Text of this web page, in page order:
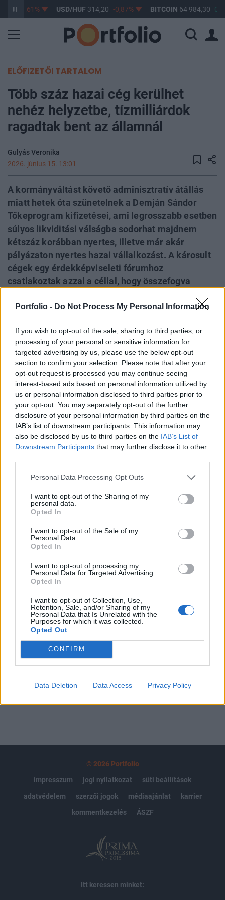
Portfolio - Do Not Process My Personal Information
If you wish to opt-out of the sale, sharing to third parties, or
processing of your personal or sensitive information for
targeted advertising by us, please use the below opt-out
section to confirm your selection. Please note that after your
opt-out request is processed you may continue seeing
interest-based ads based on personal information utilized by
us or personal information disclosed to third parties prior to
your opt-out. You may separately opt-out of the further
disclosure of your personal information by third parties on the
IAB’s list of downstream participants. This information may
also be disclosed by us to third parties on the IAB’s List of
Downstream Participants that may further disclose it to other
Personal Data Processing Opt Outs
I want to opt-out of the Sharing of my
personal data.
Opted In
I want to opt-out of the Sale of my
Personal Data.
Opted In
I want to opt-out of processing my
Personal Data for Targeted Advertising.
Opted In
I want to opt-out of Collection, Use,
Retention, Sale, and/or Sharing of my
Personal Data that Is Unrelated with the
Purposes for which it was collected.
Opted Out
CONFIRM
Data Deletion Data Access Privacy Policy
-0,61% USD/HUF 314,20 -0,87% BITCOIN 64 984,30
ELŐFIZETŐI TARTALOM
Több száz hazai cég kerülhet
nehéz helyzetbe, tízmilliárdok
ragadtak bent az államnál
Gulyás Veronika
2026. június 15. 13:01
A kormányváltást követő adminisztratív átállás
miatt hetek óta szünetelnek a Demján Sándor
Tőkeprogram kifizetései, ami legrosszabb esetben
súlyos likviditási válságba sodorhat majdnem
kétszáz korábban nyertes, illetve már akár
pályázaton nyertes hazai vállalkozást. A károsult
cégek egy érdekképviseleti fórumhoz
csatlakoztak azzal a céllal, hogy összefogva
felhívják a figyelmet a problémára. Megkérdeztük
befektetési döntés érintett mintegy 45,9 milliárd
forint értékben. Az alapkezelő elmondta, hogy
ezek közül számos vállalkozás, amely minden
szerződést aláírt és minden feltételnek megfelel,
záros határidőn belül hozzá fog jutni a forráshoz.
Bár végső esetben akár pereskedni is készek, a
legfontosabb az lenne, hogy mihamarabb hozzájussanak
az ígért forrásokhoz – mondta el a Portfolio kérdésére
Felder Frigyes, a Demján Sándor Tőkeprogram
projektvezetője. Mivel a korábbi kommunikáció és
gyakorlat gyors...
A keresett cikk a portfolio.hu hírarchívumához
regisztrációhoz kötött.
Az előfizetés a következőket tartalmazza:
Portfolio.hu teljes cikkarchívum
Kötéslisták: BÉT elmúlt 2 év napon belüli
kötéslistái
MÁR ELŐFIZETŐNK VAGY?BEJELENTKEZÉS
© 2026 Portfolio
impresszum
jogi nyilatkozat
süti beállítások
adatvédelem
szerzői jogok médiaajánlat
karrier
kommentkezelés
ÁSZF
Itt keressen minket: